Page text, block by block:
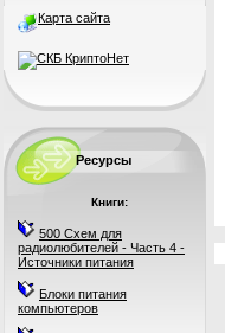
Карта сайта
Ресурсы
Книги:
500 Схем для
радиолюбителей - Часть 4 -
Источники питания
Блоки питания
компьютеров